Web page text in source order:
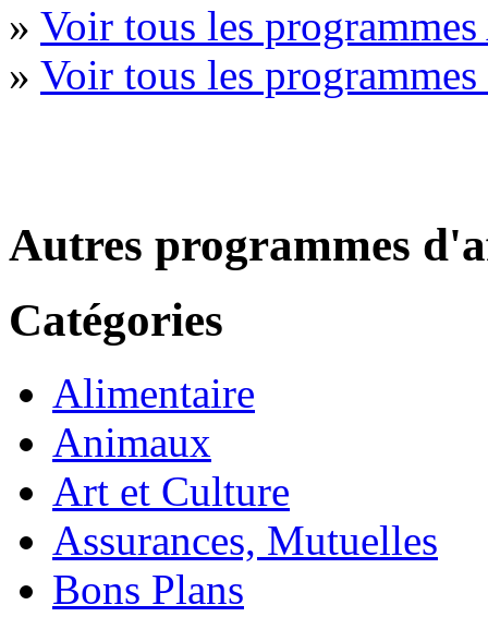
» Voir tous les
» Voir tous les
Autres programmes
Catégories
Alimentaire
Animaux
Art et Culture
Assurances, Mutuelles
Bons Plans